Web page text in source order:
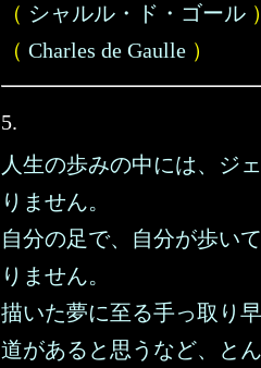
（ シャルル・ド・ゴール ）
（ Charles de Gaulle ）
5.
人生の歩みの中には、ジ
りません。
自分の足で、自分が歩い
りません。
描いた夢に至る手っ取り
道があると思うなど、と